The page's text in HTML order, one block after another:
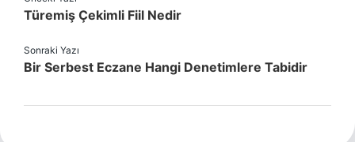
Türemiş Çekimli Fiil Nedir
Sonraki Yazı
Bir Serbest Eczane Hangi Denetimlere Tabidir